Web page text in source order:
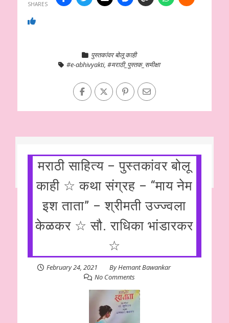
SHARES
पुस्तकांवर बोलू काही
#e-abhivyakti,#मराठी_पुस्तक_समीक्षा
मराठी साहित्य – पुस्तकांवर बोलू
काही ☆ कथा संग्रह – “माय नेम
इश ताता” – श्रीमती उज्ज्वला
केळकर ☆ सौ. राधिका भांडारकर
☆
February 24, 2021 ByHemant Bawankar
No Comments